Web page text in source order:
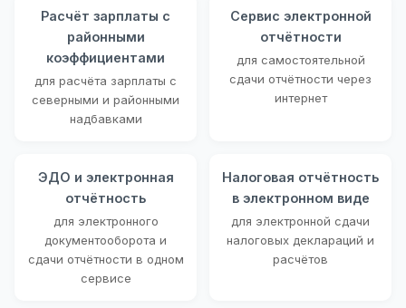
Расчёт зарплаты с
районными
коэффициентами
для расчёта зарплаты с
северными и районными
надбавками
Сервис электронной
отчётности
для самостоятельной
сдачи отчётности через
интернет
ЭДО и электронная
отчётность
для электронного
документооборота и
сдачи отчётности в одном
сервисе
Налоговая отчётность
в электронном виде
для электронной сдачи
налоговых деклараций и
расчётов